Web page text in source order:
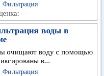
Фильтрация
—
воды в
очищают воду с помощью
в...
Фильтрация